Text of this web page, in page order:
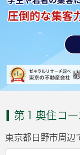
第１奥住コ
東京都日野市周辺